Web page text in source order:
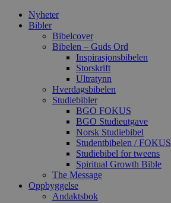
Nyheter
Bibler
Bibelcover
Bibelen – Guds Ord
Inspirasjonsbibelen
Storskrift
Ultratynn
Hverdagsbibelen
Studiebibler
BGO FOKUS
BGO Studieutgave
Norsk Studiebibel
Studentbibelen / FOKUS
Studiebibel for tweens
Spiritual Growth Bible
The Message
Oppbyggelse
Andaktsbok